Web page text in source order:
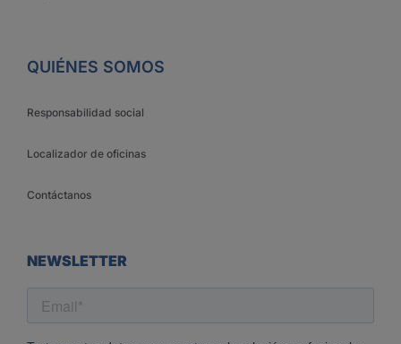
QUIÉNES SOMOS
Responsabilidad social
Localizador de oficinas
Contáctanos
NEWSLETTER